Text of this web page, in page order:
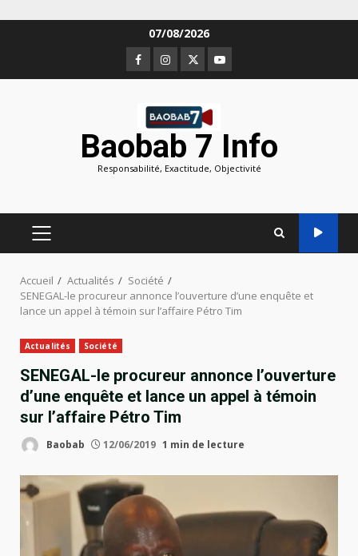
07/08/2026
Facebook
Instagram
TwitterYoutube
Baobab 7 Info
Responsabilité, Exactitude, Objectivité
MENU
PRINCIPAL
Accueil Actualités
Société
SENEGAL-le procureur annonce l’ouverture d’une enquête et
lance un appel à témoin sur l’affaire Pétro Tim
Actualités Société
SENEGAL-le procureur annonce l’ouverture
d’une enquête et lance un appel à témoin
sur l’affaire Pétro Tim
Baobab 12/06/2019 1 min de lecture